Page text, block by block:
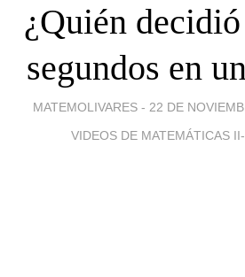
¿Quién
segundos en
MATEMOLIVARES - 22 DE
VIDEOS DE MATEMÁTICAS